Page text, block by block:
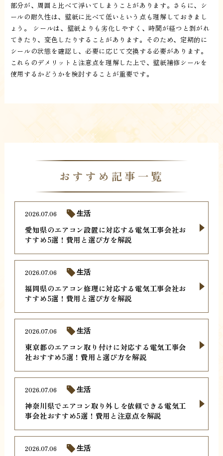
部分が、周囲と比べて浮いてしまうことがあります。さらに、シ
ールの耐久性は、壁紙に比べて低いという点も理解しておきまし
ょう。 シールは、壁紙よりも劣化しやすく、時間が経つと剥がれ
てきたり、変色したりすることがあります。そのため、定期的に
シールの状態を確認し、必要に応じて交換する必要があります。
これらのデメリットと注意点を理解した上で、壁紙補修シールを
使用するかどうかを検討することが重要です。
おすすめ記事一覧
愛知県のエアコン設置に対応する電気工事会社お
すすめ5選！費用と選び方を解説
2026.07.06 生活
福岡県のエアコン修理に対応する電気工事会社お
すすめ5選！費用と選び方を解説
2026.07.06 生活
東京都のエアコン取り付けに対応する電気工事会
社おすすめ5選！費用と選び方を解説
2026.07.06 生活
神奈川県でエアコン取り外しを依頼できる電気工
事会社おすすめ5選！費用と注意点を解説
2026.07.06 生活
2026.07.06 生活